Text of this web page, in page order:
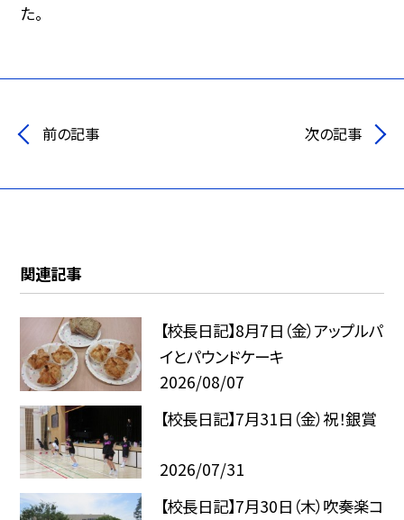
た。
前の記事 次の記事
関連記事
【校長日記】8月7日（金）アップルパ
イとパウンドケーキ
2026/08/07
【校長日記】7月31日（金）祝！銀賞
2026/07/31
【校長日記】7月30日（木）吹奏楽コ